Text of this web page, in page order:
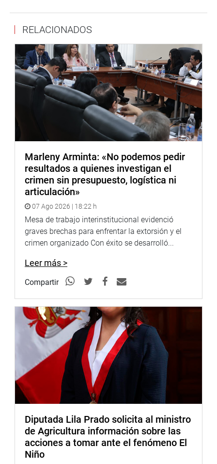
RELACIONADOS
Marleny Arminta: «No podemos pedir
resultados a quienes investigan el
crimen sin presupuesto, logística ni
articulación»
07 Ago 2026 | 18:22 h
Mesa de trabajo interinstitucional evidenció
graves brechas para enfrentar la extorsión y el
crimen organizado Con éxito se desarrolló...
Leer más >
Compartir
Diputada Lila Prado solicita al ministro
de Agricultura información sobre las
acciones a tomar ante el fenómeno El
Niño